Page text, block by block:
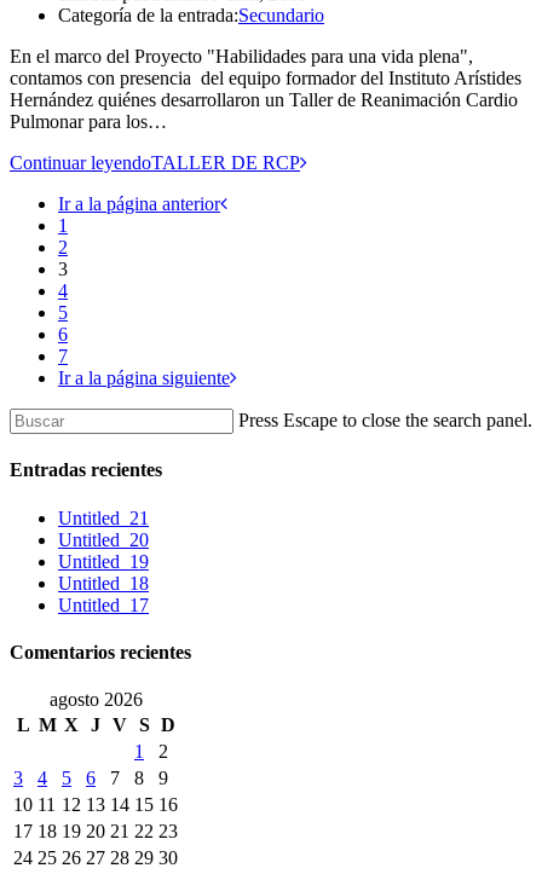
Categoría de la entrada:Secundario
En el marco del Proyecto "Habilidades para una vida plena",
contamos con presencia del equipo formador del Instituto Arístides
Hernández quiénes desarrollaron un Taller de Reanimación Cardio
Pulmonar para los…
Continuar leyendoTALLER DE RCP
Ir a la página anterior
1
2
3
4
5
6
7
Ir a la página siguiente
Press Escape to close the search panel.
Entradas recientes
Untitled_21
Untitled_20
Untitled_19
Untitled_18
Untitled_17
Comentarios recientes
agosto 2026
L M X J V S D
1
2
3
4 5 6 7 8
9
10 11 12 13 14 15 16
17 18 19 20 21 22 23
24 25 26 27 28 29 30